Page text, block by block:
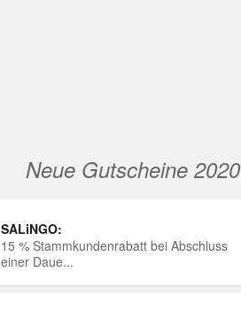
Neue Gutscheine 2020
SALiNGO:
15 % Stammkundenrabatt bei Abschluss
einer Daue...